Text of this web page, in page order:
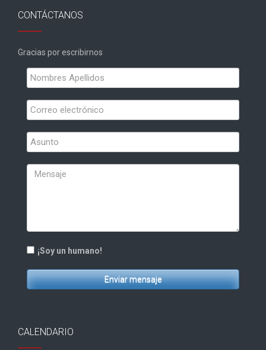
CONTÁCTANOS
Gracias por escribirnos
¡Soy un humano!
Enviar mensaje
CALENDARIO